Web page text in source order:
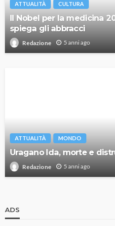
ATTUALITÀ CULTURA
Il Nobel per la medicina
spiega gli abbracci
Redazione 5 anni ago
ATTUALITÀ MONDO
Uragano Ida, morte e
Redazione 5 anni ago
ADS